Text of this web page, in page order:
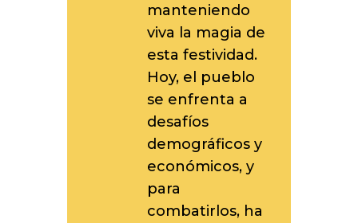
manteniendo
viva la magia de
esta festividad.
Hoy, el pueblo
se enfrenta a
desafíos
demográficos y
económicos, y
para
combatirlos, ha